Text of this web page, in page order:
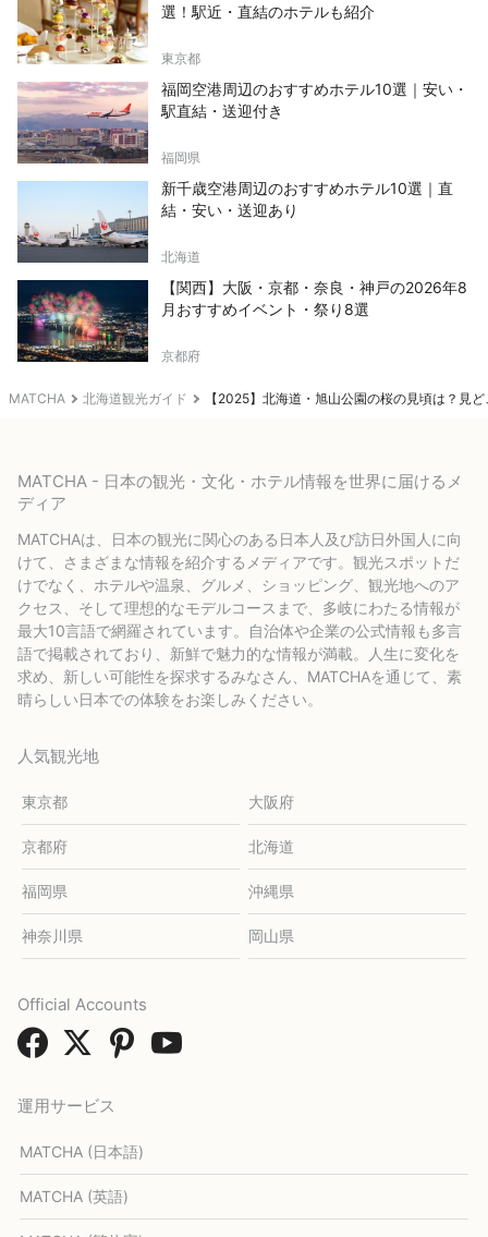
MATCHA 北海道観光ガイド 【2025】北海道・旭山公園の桜の見頃は？見
選！駅近・直結のホテルも紹介
東京都
福岡空港周辺のおすすめホテル10選｜安い・
駅直結・送迎付き
福岡県
新千歳空港周辺のおすすめホテル10選｜直
結・安い・送迎あり
北海道
【関西】大阪・京都・奈良・神戸の2026年8
月おすすめイベント・祭り8選
京都府
MATCHA - 日本の観光・文化・ホテル情報を世界に届けるメ
ディア
MATCHAは、日本の観光に関心のある日本人及び訪日外国人に向
けて、さまざまな情報を紹介するメディアです。観光スポットだ
けでなく、ホテルや温泉、グルメ、ショッピング、観光地へのア
クセス、そして理想的なモデルコースまで、多岐にわたる情報が
最大10言語で網羅されています。自治体や企業の公式情報も多言
語で掲載されており、新鮮で魅力的な情報が満載。人生に変化を
求め、新しい可能性を探求するみなさん、MATCHAを通じて、素
晴らしい日本での体験をお楽しみください。
人気観光地
東京都 大阪府
京都府 北海道
福岡県 沖縄県
神奈川県 岡山県
運用サービス
MATCHA (日本語)
MATCHA (英語)
Official Accounts